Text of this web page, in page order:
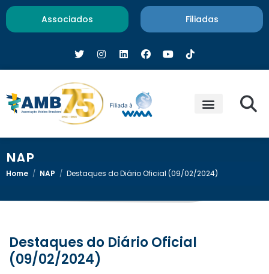
Associados Filiadas
NAP
Home / NAP / Destaques do Diário Oficial (09/02/2024)
Destaques do Diário Oficial
(09/02/2024)